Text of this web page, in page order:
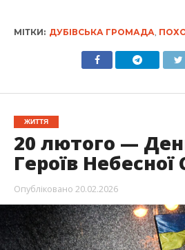
МІТКИ: ДУБІВСЬКА ГРОМАДА
ЖИТТЯ
20 лютого —
Героїв Небесної
Опубліковано 20.02.2026